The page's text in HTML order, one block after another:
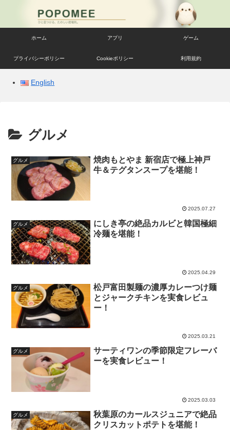
ホーム アプリ ゲーム
プライバシーポリシー Cookieポリシー 利用規約
English
グルメ
グルメ
焼肉もとやま 新宿店で極上神戸
牛＆テグタンスープを堪能！
2025.07.27
グルメ
にしき亭の絶品カルビと韓国極細
冷麺を堪能！
2025.04.29
グルメ
松戸富田製麺の濃厚カレーつけ麺
とジャークチキンを実食レビュ
ー！
2025.03.21
グルメ
サーティワンの季節限定フレーバ
ーを実食レビュー！
2025.03.03
グルメ
秋葉原のカールスジュニアで絶品
クリスカットポテトを堪能！